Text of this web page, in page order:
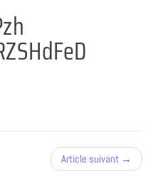
Article suivant →